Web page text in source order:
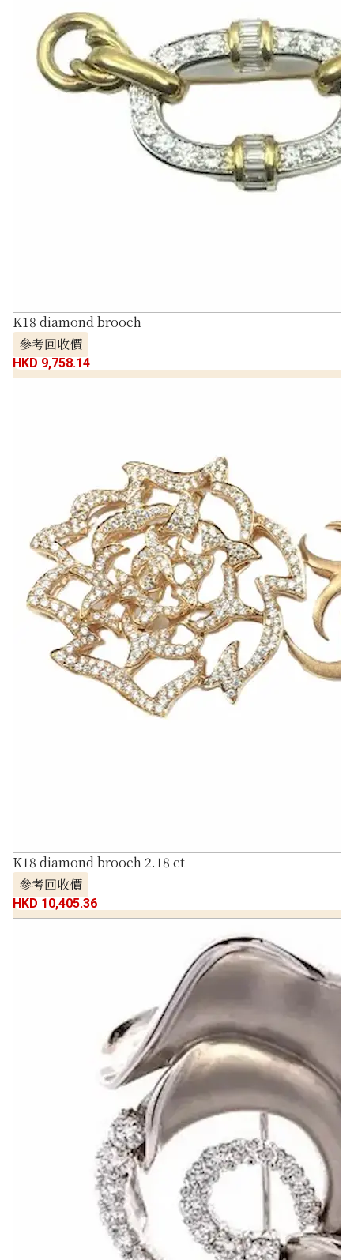
K18 diamond brooch
參考回收價
HKD 9,758.14
K18 diamond brooch 2.18 ct
參考回收價
HKD 10,405.36